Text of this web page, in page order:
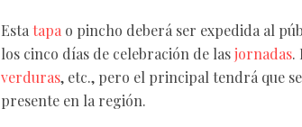
Estatapa o pincho deberá ser expedida al
los cinco días de celebración de lasjornadas.
verduras, etc., pero el principal tendrá que
presente en la región.